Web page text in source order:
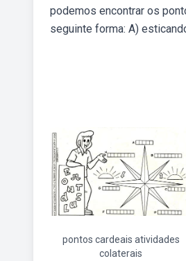
podemos encontrar os
seguinte forma: A)
pontos cardeais atividades
colaterais